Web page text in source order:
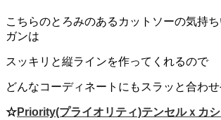
こちらのとろみのあるカットソーの気持
ガンは
スッキリと縦ラインを作ってくれるので
どんなコーディネートにもスラッと合わせ
☆Priority(プライオリティ)テンセルｘカ